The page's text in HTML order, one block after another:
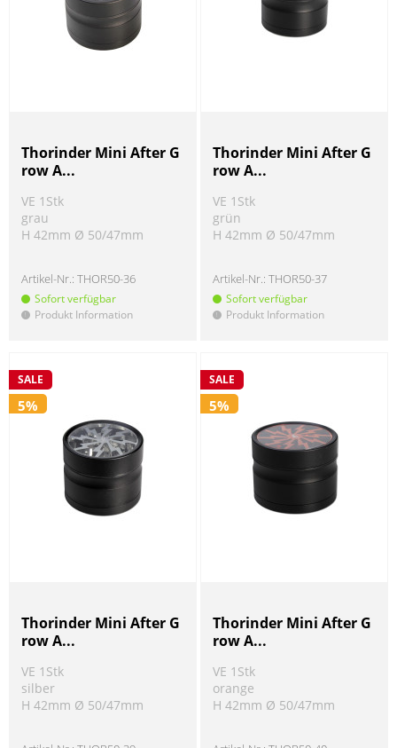
Thorinder Mini After G
row A...
VE 1Stk
grau
H 42mm Ø 50/47mm
Artikel-Nr.:THOR50-36
Sofort verfügbar
! Produkt Information
Thorinder Mini After G
row A...
VE 1Stk
grün
H 42mm Ø 50/47mm
Artikel-Nr.:THOR50-37
Sofort verfügbar
! Produkt Information
SALE
5%
Thorinder Mini After G
row A...
VE 1Stk
silber
H 42mm Ø 50/47mm
SALE
5%
Thorinder Mini After G
row A...
VE 1Stk
orange
H 42mm Ø 50/47mm